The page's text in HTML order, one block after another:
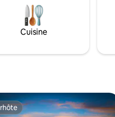
sur demande.
vous dans le grand bain à
ou regardez un film dans notre
privé. Idéalement situé près du
et commodité pour un
Cuisine